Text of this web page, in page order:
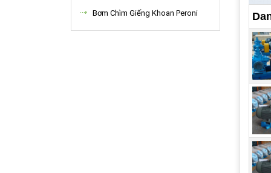
Bơm Chìm Giếng Khoan Peroni
các
vét.